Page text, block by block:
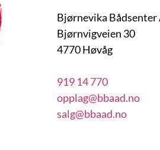
Bjørnevika Bådsenter
Bjørnvigveien 30
4770 Høvåg
919 14 770
opplag@bbaad.no
salg@bbaad.no